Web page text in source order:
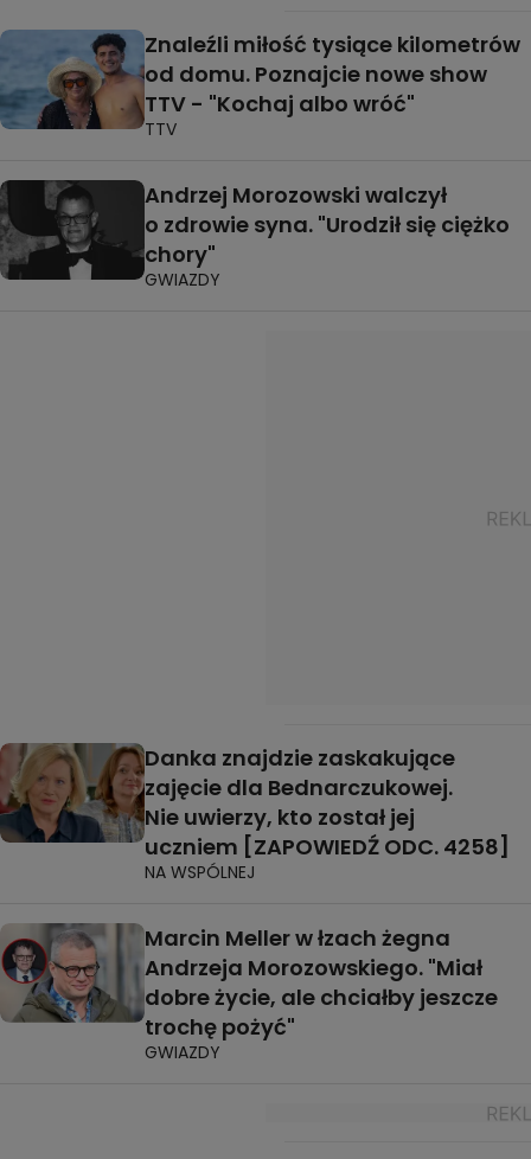
Znaleźli miłość tysiące kilometrów
od domu. Poznajcie nowe show
TTV - "Kochaj albo wróć"
TTV
Andrzej Morozowski walczył
o zdrowie syna. "Urodził się ciężko
chory"
GWIAZDY
Danka znajdzie zaskakujące
zajęcie dla Bednarczukowej.
Nie uwierzy, kto został jej
uczniem [ZAPOWIEDŹ ODC. 4258]
NA WSPÓLNEJ
Marcin Meller w łzach żegna
Andrzeja Morozowskiego. "Miał
dobre życie, ale chciałby jeszcze
trochę pożyć"
GWIAZDY